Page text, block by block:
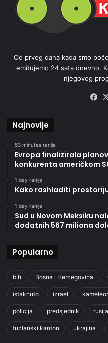
Od prvog dana kada smo
emitujemo 24 sata dnevno.
njegovog
Najnovije
53 minutes ranije
Evropa finalizirala
konkurenta američkom
1 day ranije
Kako rashladiti
1 day ranije
Sud u Novom Meksiku
dodatnih 567 miliona
Popularno
bih Bosna i Hercegovina
istaknuto izrael
policija predsjednik rusija
tuzlanski kanton ukrajina